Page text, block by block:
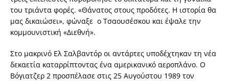
του τριάντα φορές. «Θάνατος στους προδότες. Η ιστορία θα
μας δικαιώσει», φώναξε ο Τσαουσέσκου και έψαλε την
κομμουνιστική «Διεθνή».
Στο μακρινό Ελ Σαλβαντόρ οι αντάρτες υποδέχτηκαν τη νέα
δεκαετία καταρρίπτοντας ένα αμερικανικό αεροπλάνο. Ο
Βόγιατζερ 2 προσπέλασε στις 25 Αυγούστου 1989 τον